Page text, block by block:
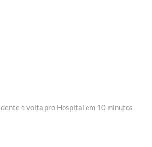
e volta pro Hospital em 10 minutos